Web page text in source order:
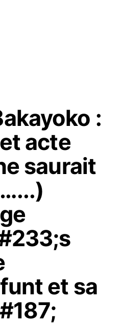
:
acte
saurait
et sa